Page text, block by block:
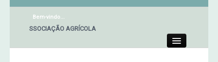
Serviços
Bem-vindo...
DA ASSOCIAÇÃO AGRÍCOLA